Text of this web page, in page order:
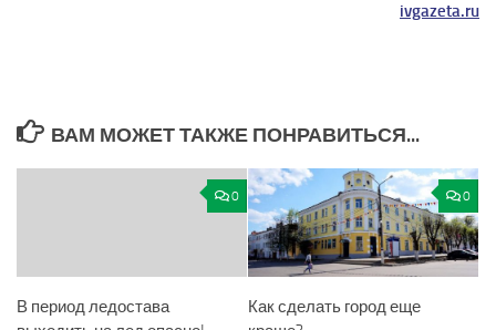
ivgazeta.ru
ВАМ МОЖЕТ ТАКЖЕ ПОНРАВИТЬСЯ...
0
В период ледостава
0
Как сделать город еще